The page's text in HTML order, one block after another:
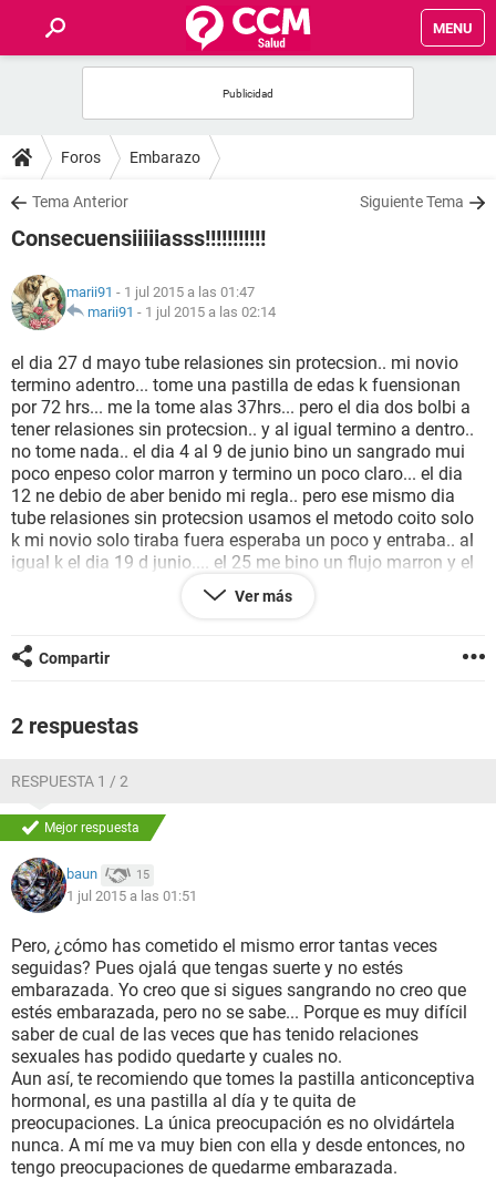
MENU
FOROS
SALUD
NUTRICIÓN
BIENESTAR
SEXUALIDAD
GLOSARIO
Foros Embarazo
Tema Anterior Siguiente Tema
Consecuensiiiiiasss!!!!!!!!!!!
marii91 - 1 jul 2015 a las 01:47
marii91 - 1 jul 2015 a las 02:14
el dia 27 d mayo tube relasiones sin protecsion.. mi novio
termino adentro... tome una pastilla de edas k fuensionan
por 72 hrs... me la tome alas 37hrs... pero el dia dos bolbi a
tener relasiones sin protecsion.. y al igual termino a dentro..
no tome nada.. el dia 4 al 9 de junio bino un sangrado mui
poco enpeso color marron y termino un poco claro... el dia
12 ne debio de aber benido mi regla.. pero ese mismo dia
tube relasiones sin protecsion usamos el metodo coito solo
k mi novio solo tiraba fuera esperaba un poco y entraba.. al
igual k el dia 19 d junio.... el 25 me bino un flujo marron y el
26 un poco mas claro pero el 27 nada... ise una prueba de
emabaraso en ela clinika el dia 22 de junio pero me disen k
enbarasada.. ya k eh oido k la padtilla altera la regla.. me
podria ayudar?!
Ver más
Compartir
2 respuestas
RESPUESTA 1 / 2
Mejor respuesta
baun 15
1 jul 2015 a las 01:51
Pero, ¿cómo has cometido el mismo error tantas veces
seguidas? Pues ojalá que tengas suerte y no estés
embarazada. Yo creo que si sigues sangrando no creo que
estés embarazada, pero no se sabe... Porque es muy difícil
saber de cual de las veces que has tenido relaciones
sexuales has podido quedarte y cuales no.
Aun así, te recomiendo que tomes la pastilla anticonceptiva
hormonal, es una pastilla al día y te quita de
preocupaciones. La única preocupación es no olvidártela
nunca. A mí me va muy bien con ella y desde entonces, no
tengo preocupaciones de quedarme embarazada.